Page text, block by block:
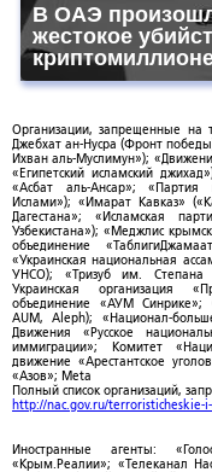
В ОАЭ
жестокое
Организации, запрещенные на
Джебхат ан-Нусра (Фронт
Ихван аль-Муслимун»);
«Египетский исламский
«Асбат аль-Ансар»; «Партия
Ислами»); «Имарат Кавказ»
Дагестана»; «Исламская
Узбекистана»); «Меджлис
объединение
«Украинская национальная
УНСО); «Тризуб им. Степана
Украинская организация
объединение «АУМ Синрике»;
AUM, Aleph); «Национал-
Движения «Русское
иммиграции»; Комитет
движение «Арестантское
«Азов»; Meta
Полный список организаций,
http://nac.gov.ru/terroristicheskie-
Иностранные агенты:
«Крым.Реалии»; «Телеканал